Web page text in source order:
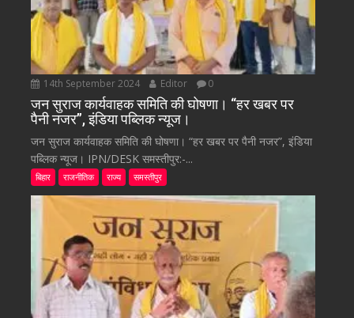
14th September 2024 Editor 0
जन सुराज कार्यवाहक समिति की घोषणा। “हर खबर पर
पैनी नजर”, इंडिया पब्लिक न्यूज।
जन सुराज कार्यवाहक समिति की घोषणा। “हर खबर पर पैनी नजर”, इंडिया
पब्लिक न्यूज। IPN/DESK समस्तीपुर:-...
बिहार राजनीतिक राज्य समस्तीपुर